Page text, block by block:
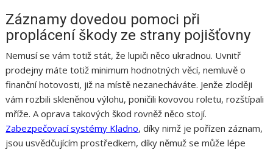
Záznamy dovedou pomoci při
proplácení škody ze strany pojišťovny
Nemusí se vám totiž stát, že lupiči něco ukradnou. Uvnitř
prodejny máte totiž minimum hodnotných věcí, nemluvě o
finanční hotovosti, již na místě nezanecháváte. Jenže zloději
vám rozbili skleněnou výlohu, poničili kovovou roletu, rozštípali
mříže. A oprava takových škod rovněž něco stojí.
Zabezpečovací systémy Kladno, díky nimž je pořízen záznam,
jsou usvědčujícím prostředkem, díky němuž se může lépe